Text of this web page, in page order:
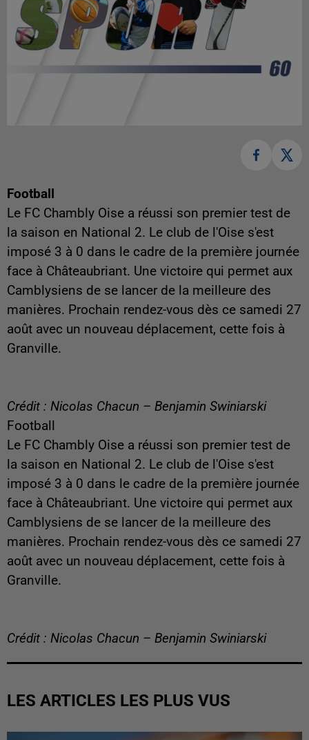
Football
Le FC Chambly Oise a réussi son premier test de
la saison en National 2. Le club de l'Oise s'est
imposé 3 à 0 dans le cadre de la première journée
face à Châteaubriant. Une victoire qui permet aux
Camblysiens de se lancer de la meilleure des
manières. Prochain rendez-vous dès ce samedi 27
août avec un nouveau déplacement, cette fois à
Granville.
Crédit : Nicolas Chacun – Benjamin Swiniarski
Football
Le FC Chambly Oise a réussi son premier test de
la saison en National 2. Le club de l'Oise s'est
imposé 3 à 0 dans le cadre de la première journée
face à Châteaubriant. Une victoire qui permet aux
Camblysiens de se lancer de la meilleure des
manières. Prochain rendez-vous dès ce samedi 27
août avec un nouveau déplacement, cette fois à
Granville.
Crédit : Nicolas Chacun – Benjamin Swiniarski
LES ARTICLES LES PLUS VUS